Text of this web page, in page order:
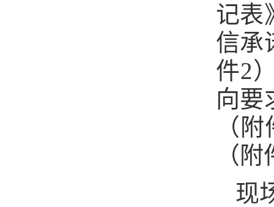
记表
信承
件2
向要
（
（
现